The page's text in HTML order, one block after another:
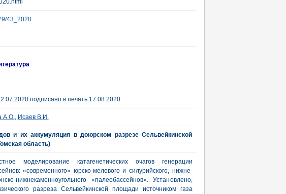
43_2020
подписано в печать 17.08.2020
А.О., Исаев В.И.
и их аккумуляция в доюрском разрезе Сельвейкинской
область)
моделирование катагенетических очагов генерации
«современного» юрско-мелового и силурийского, нижне-
нижнекаменноугольного «палеобассейнов». Установлено,
разреза Сельвейкинской площади источником газа